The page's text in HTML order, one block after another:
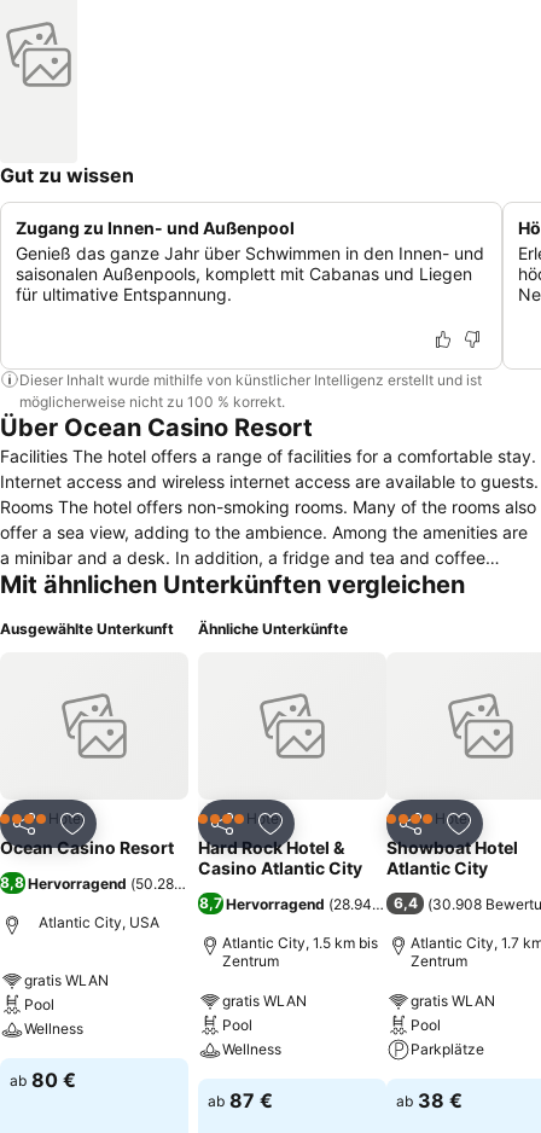
Gut zu wissen
Zugang zu Innen- und Außenpool
Genieß das ganze Jahr über Schwimmen in den Innen- und
saisonalen Außenpools, komplett mit Cabanas und Liegen
für ultimative Entspannung.
Dieser Inhalt wurde mithilfe von künstlicher Intelligenz erstellt und ist
möglicherweise nicht zu 100 % korrekt.
Über Ocean Casino Resort
Facilities The hotel offers a range of facilities for a comfortable stay.
Internet access and wireless internet access are available to guests.
Rooms The hotel offers non-smoking rooms. Many of the rooms also
offer a sea view, adding to the ambience. Among the amenities are
a minibar and a desk. In addition, a fridge and tea and coffee
making equipment are available. Each accommodation unit offers
Each of the bathrooms features a shower, a bathtub and a hairdryer.
jets. Leisure options at the hotel also include a spa, a hammam and
massage treatments. Further available options include a casino.. (*
Sorry, this information is not available in the selected language and
Mit ähnlichen Unterkünften vergleichen
Ausgewählte Unterkunft
Teilen Zu Favoriten hinzufügen
4 SterneHotel
Ocean Casino Resort
8,8Hervorragend (50.286 Bewertungen
Atlantic City, USA
gratis WLAN
Pool
Wellness
ab 80 €
Ähnliche Unterkünfte
Teilen Zu Favoriten hinzufügen
4 SterneHotel
Hard Rock Hotel &
Casino Atlantic City
8,7 Hervorragend (28.940 Bewertungen)
Atlantic City, 1.5 km bis
Zentrum
gratis WLAN
Pool
Wellness
ab 87 €
Teilen Zu
4 SterneHotel
Showboat Hotel
Atlantic City
6,4 (30.908
Atlantic City, 1.7
Zentrum
gratis WLAN
Pool
Parkplätze
ab 38 €